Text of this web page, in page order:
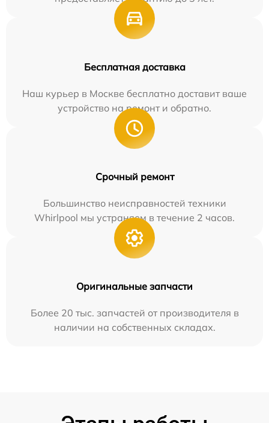
Бесплатная доставка
Наш курьер в Москве бесплатно доставит ваше
устройство на ремонт и обратно.
Срочный ремонт
Большинство неисправностей техники
Whirlpool мы устраняем в течение 2 часов.
Оригинальные запчасти
Более 20 тыс. запчастей от производителя в
наличии на собственных складах.